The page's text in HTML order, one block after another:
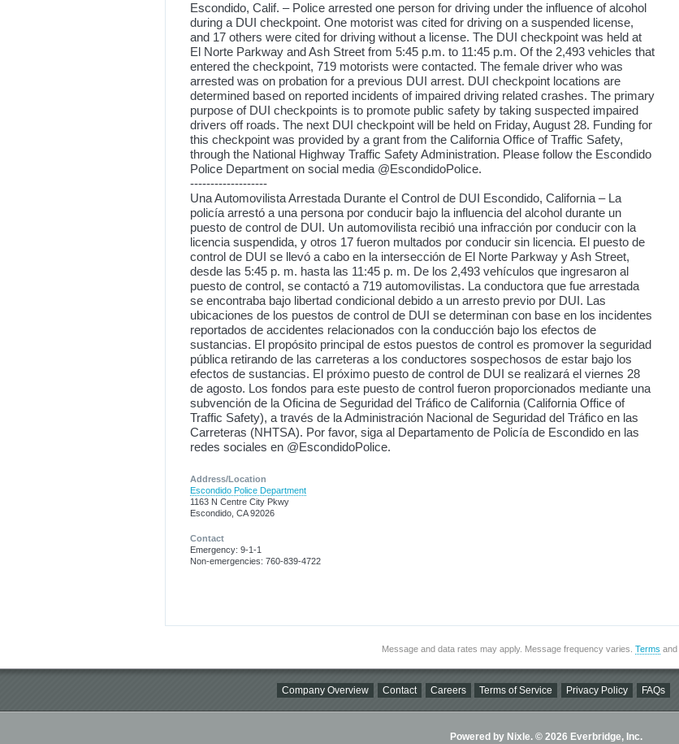
Escondido, Calif. – Police arrested one person for driving under the influence of alcohol
during a DUI checkpoint. One motorist was cited for driving on a suspended license,
and 17 others were cited for driving without a license. The DUI checkpoint was held at
El Norte Parkway and Ash Street from 5:45 p.m. to 11:45 p.m. Of the 2,493 vehicles that
entered the checkpoint, 719 motorists were contacted. The female driver who was
arrested was on probation for a previous DUI arrest. DUI checkpoint locations are
determined based on reported incidents of impaired driving related crashes. The primary
purpose of DUI checkpoints is to promote public safety by taking suspected impaired
drivers off roads. The next DUI checkpoint will be held on Friday, August 28. Funding for
this checkpoint was provided by a grant from the California Office of Traffic Safety,
through the National Highway Traffic Safety Administration. Please follow the Escondido
Police Department on social media @EscondidoPolice.
-------------------
Una Automovilista Arrestada Durante el Control de DUI Escondido, California – La
policía arrestó a una persona por conducir bajo la influencia del alcohol durante un
puesto de control de DUI. Un automovilista recibió una infracción por conducir con la
licencia suspendida, y otros 17 fueron multados por conducir sin licencia. El puesto de
control de DUI se llevó a cabo en la intersección de El Norte Parkway y Ash Street,
desde las 5:45 p. m. hasta las 11:45 p. m. De los 2,493 vehículos que ingresaron al
puesto de control, se contactó a 719 automovilistas. La conductora que fue arrestada
se encontraba bajo libertad condicional debido a un arresto previo por DUI. Las
ubicaciones de los puestos de control de DUI se determinan con base en los incidentes
reportados de accidentes relacionados con la conducción bajo los efectos de
sustancias. El propósito principal de estos puestos de control es promover la seguridad
pública retirando de las carreteras a los conductores sospechosos de estar bajo los
efectos de sustancias. El próximo puesto de control de DUI se realizará el viernes 28
de agosto. Los fondos para este puesto de control fueron proporcionados mediante una
subvención de la Oficina de Seguridad del Tráfico de California (California Office of
Traffic Safety), a través de la Administración Nacional de Seguridad del Tráfico en las
Carreteras (NHTSA). Por favor, siga al Departamento de Policía de Escondido en las
redes sociales en @EscondidoPolice.
Address/Location
Escondido Police Department
1163 N Centre City Pkwy
Escondido, CA 92026
Contact
Emergency: 9-1-1
Non-emergencies: 760-839-4722
Message and data rates may apply. Message frequency varies. Terms and
Company Overview Contact Careers Terms of Service Privacy Policy FAQs
Powered by Nixle. © 2026 Everbridge, Inc.